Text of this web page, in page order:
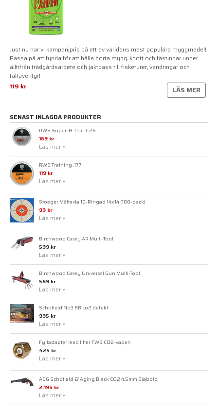
Just nu har vi kampanjpris på ett av världens mest populära myggmedel!
Passa på att fynda för att hålla borta mygg, knott och fästingar under
alltifrån trädgårdsarbete och jaktpass till fisketurer, vandringar och
tältäventyr!
119 kr
LÄS MER
SENAST INLAGDA PRODUKTER
RWS Super-H-Point .25
169 kr
Läs mer »
RWS Training .177
119 kr
Läs mer »
Stoeger Måltavla 10-Ringad 14x14 (100-pack)
99 kr
Läs mer »
Birchwood Casey AR Multi-Tool
599 kr
Läs mer »
Birchwood Casey Universal Gun Multi-Tool
569 kr
Läs mer »
Schofield No3 BB co2 defekt
995 kr
Läs mer »
Fylladapter med filter FWB CO2-vapen
425 kr
Läs mer »
ASG Schofield 6" Aging Black CO2 4,5mm Diabolo
2.195 kr
Läs mer »